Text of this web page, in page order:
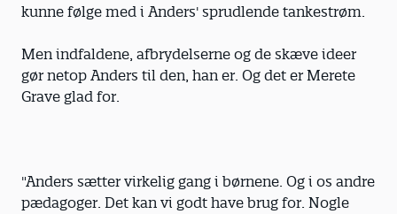
kunne følge med i Anders' sprudlende tankestrøm.
Men indfaldene, afbrydelserne og de skæve ideer
gør netop Anders til den, han er. Og det er Merete
Grave glad for.
"Anders sætter virkelig gang i børnene. Og i os andre
pædagoger. Det kan vi godt have brug for. Nogle